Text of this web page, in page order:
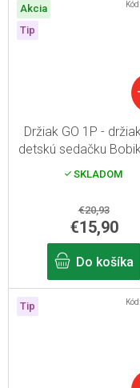
Akcia
Tip
Držiak GO 1P -
detskú sedačku
SKLADOM
€20,93
€15,90
Do košíka
Kód:
Tip Kód: